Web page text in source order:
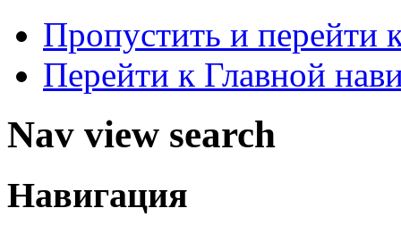
Пропустить и перейти
Перейти к Главной
Nav view search
Навигация